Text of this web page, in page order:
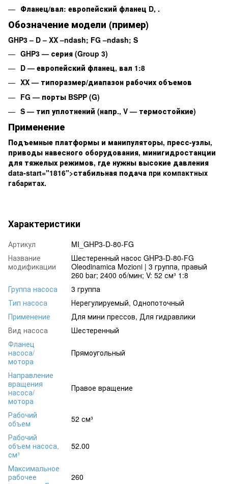
Фланец/вал: европейский фланец D, .
Обозначение модели (пример)
GHP3 – D – XX –ndash; FG –ndash; S
GHP3— серия (Group 3)
D— европейский фланец, вал 1:8
XX— типоразмер/диапазон рабочих объемов
FG — порты BSPP (G)
S— тип уплотнений (напр., V— термостойкие)
Применение
Подъемные платформы и манипуляторы, пресс-узлы,
приводы навесного оборудования, минигидростанции
для тяжелых режимов, где нужны высокие давления
data-start="1816">стабильная подача при компактных
габаритах.
Характеристики
Артикул
MI_GHP3-D-80-FG
Название
модификации
Шестеренный насос GHP3-D-80-FG
Oleodinamica Mozioni | 3 группа, правый
260 bar; 2400 об/мин; V: 52 см³ 1:8
Группа насоса
3 группа
Тип насоса
Нерегулируемый, Однопоточный
Применение
Для мини прессов, Для гидравлики
Вид насоса
Шестеренный
Фланец
насоса/
мотора
Прямоугольный
Направление
вращения
насоса/
мотора
Правое вращение
Рабочий
объем
52 см³
Рабочий
объем насоса,
см³
52.00
Максимальное
рабочее
260